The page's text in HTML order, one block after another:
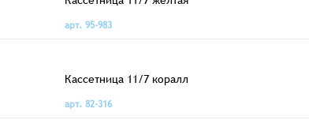
арт. 95-983
Кассетница 11/7 коралл
арт. 82-316